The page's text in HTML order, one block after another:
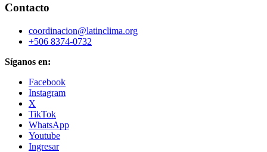
Contacto
coordinacion@latinclima.org
+506 8374-0732
Síganos en:
Facebook
Instagram
X
TikTok
WhatsApp
Youtube
Ingresar